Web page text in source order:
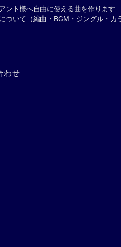
ント様へ自由に使える曲を作りま
ついて（編曲・BGM・ジングル・カ
わせ